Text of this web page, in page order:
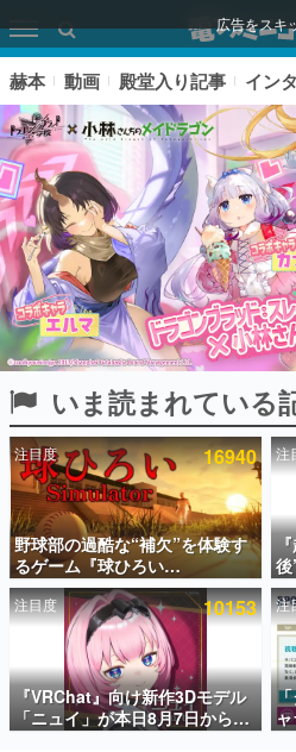
広告をスキ
ピックアップ
電ファミのいま読まれている記事ラ
アプリセール情報
インタビュー
連載・特集一覧
殿堂入り記事
SNS拡散数が数千以上！
ど。多くの人々に読まれ
事をまとめました。
赫本 動画 殿堂入り記事 イン
いま読まれている
注目度 16940
野球部の過酷な“補欠”を体験す
るゲーム『球ひろい
Simulator』が「1件」のウィッ
シュリストをもとにチェコ語に
対応しSNSで話題に。『キング
ダム・カム』開発元やチェコの
プロ野球選手から称賛の声
注
後
注目度 10153
『VRChat』向け新作3Dモデル
「ニュイ」が本日8月7日から
BOOTHにて発売。瞳に光る星
注